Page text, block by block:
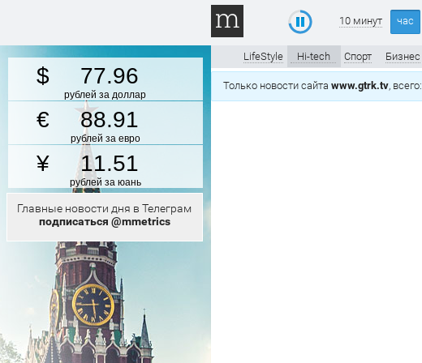
77.96
рублей за доллар
88.91
рублей за евро
11.51
рублей за юань
Главные новости дня в Телеграм
подписаться @mmetrics
10 минут час
LifeStyle Hi-tech Спорт Бизнес
Только новости сайта www.gtrk.tv, всего: